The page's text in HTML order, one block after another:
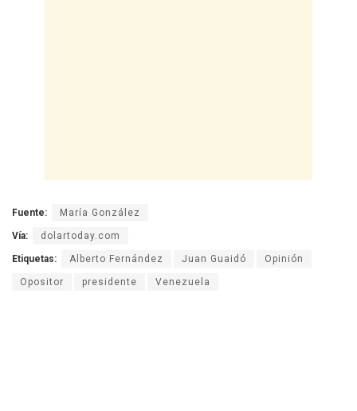
Fuente: María González
Vía: dolartoday.com
Etiquetas: Alberto Fernández Juan Guaidó Opinión
Opositor presidente Venezuela